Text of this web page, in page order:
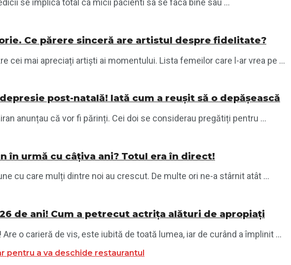
se implica total ca micii pacienti sa se faca bine sau ...
Ce părere sinceră are artistul despre fidelitate?
cei mai apreciați artiști ai momentului. Lista femeilor care l-ar vrea pe ...
post-natală! Iată cum a reușit să o depășească
anunțau că vor fi părinți. Cei doi se considerau pregătiți pentru ...
în urmă cu câțiva ani? Totul era în direct!
cu care mulți dintre noi au crescut. De multe ori ne-a stârnit atât ...
de ani! Cum a petrecut actrița alături de apropiați
o carieră de vis, este iubită de toată lumea, iar de curând a împlinit ...